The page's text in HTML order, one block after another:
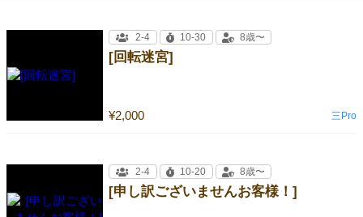
[回転迷宮]
¥2,000
2-4 10-30 8歳〜
三Pro
[申し訳ございませんお客様！]
2-4 10-20 8歳〜